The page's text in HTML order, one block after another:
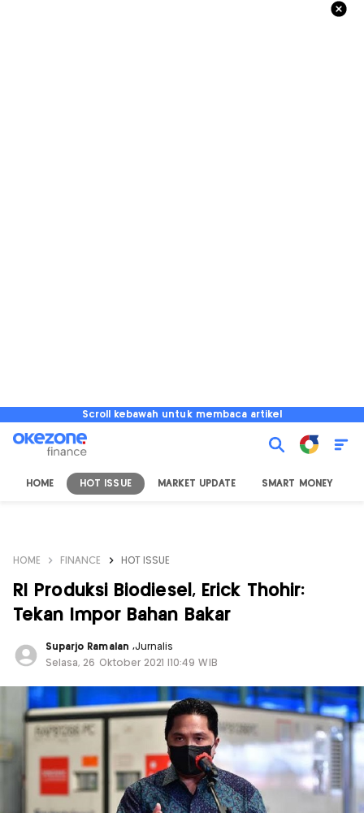
Scroll kebawah untuk membaca artikel
HOME HOT ISSUE MARKET UPDATE SMART MONEY
HOME FINANCE HOT ISSUE
RI Produksi Biodiesel, Erick Thohir:
Tekan Impor Bahan Bakar
Suparjo Ramalan ,Jurnalis
Selasa, 26 Oktober 2021 |10:49 WIB